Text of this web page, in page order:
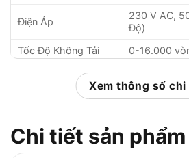
Điện Áp
230 V AC,
Độ)
Tốc Độ Không Tải
0-16.000
Lưu Lượng Không
4,5 m³/phút
Chức Năng
Thổi và Hút
Xem thông số
Chi tiết sản phẩm